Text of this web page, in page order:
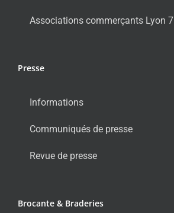
Associations commerçants Lyon 7
Presse
Informations
Communiqués de presse
Revue de presse
Brocante & Braderies